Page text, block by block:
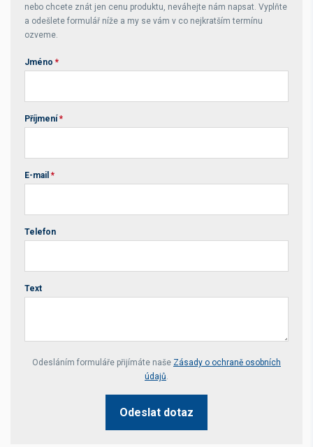
nebo chcete znát jen cenu produktu, neváhejte nám napsat. Vyplňte
a odešlete formulář níže a my se vám v co nejkratším termínu
ozveme.
Jméno *
Příjmení *
E-mail *
Telefon
Text
Your website *
Odesláním formuláře přijímáte naše Zásady o ochraně osobních
údajů.
Odeslat dotaz